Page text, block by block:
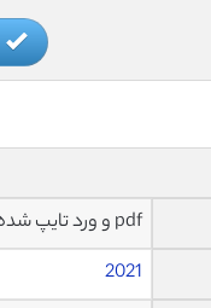
pdf و ورد تایپ شده با قابلیت ویرایش
2021